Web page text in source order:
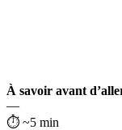
À savoir avant
—
⏱ ~5 min